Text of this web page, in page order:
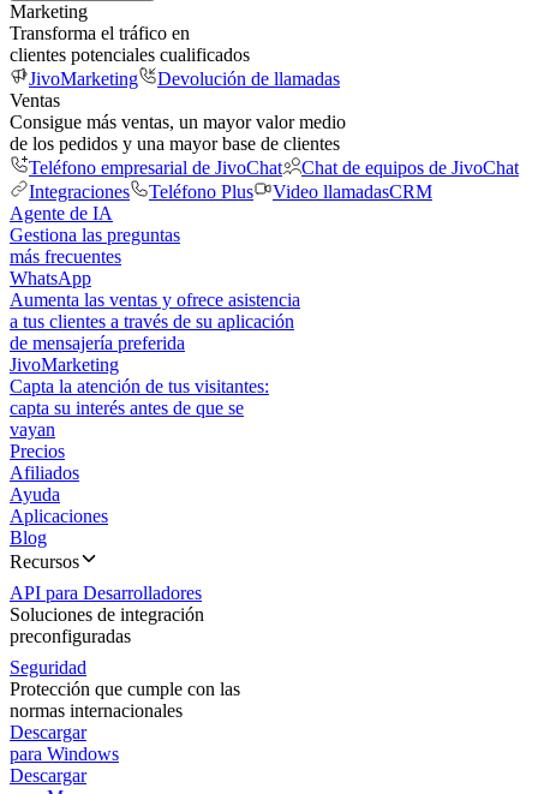
Marketing
Transforma el tráfico en
clientes potenciales cualificados
JivoMarketing
Devolución de llamadas
Ventas
Consigue más ventas, un mayor valor medio
de los pedidos y una mayor base de clientes
Teléfono empresarial de JivoChat
Chat de equipos de JivoChat
Integraciones
Teléfono Plus Video llamadasCRM
Agente de IA
Gestiona las preguntas
más frecuentes
WhatsApp
Aumenta las ventas y ofrece asistencia
a tus clientes a través de su aplicación
de mensajería preferida
JivoMarketing
Capta la atención de tus visitantes:
capta su interés antes de que se
vayan
Precios
Afiliados
Ayuda
Aplicaciones
Blog
Recursos
API para Desarrolladores
Soluciones de integración
preconfiguradas
Seguridad
Protección que cumple con las
normas internacionales
Descargar
para Windows
Descargar